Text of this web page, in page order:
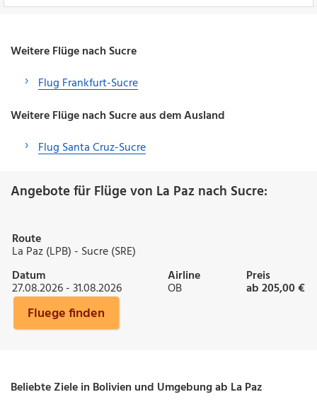
Weitere Flüge nach Sucre
Flug Frankfurt-Sucre
Weitere Flüge nach Sucre aus dem Ausland
Flug Santa Cruz-Sucre
Angebote für Flüge von La Paz nach Sucre:
Route
La Paz (LPB) - Sucre (SRE)
Datum
27.08.2026 - 31.08.2026
Airline
OB
Preis
ab 205,00 €
Fluege finden
Beliebte Ziele in Bolivien und Umgebung ab La Paz